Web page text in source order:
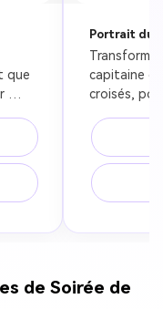
que
Portrait du
capitaine
croisés,
capitaine,
de
marquées,
audacieux,
de Soirée de